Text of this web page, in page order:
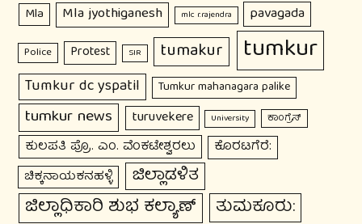
Mla Mla jyothiganesh mlc r.rajendra pavagada
Police Protest SIR tumakur tumkur
Tumkur dc yspatil Tumkur mahanagara palike
tumkur news turuvekere University ಕಾಂಗ್ರೆಸ್
ಕುಲಪತಿ ಪ್ರೊ. ಎಂ. ವೆಂಕಟೇಶ್ವರಲು ಕೊರಟಗೆರೆ:
ಚಿಕ್ಕನಾಯಕನಹಳ್ಳಿ ಜಿಲ್ಲಾಡಳಿತ
ಜಿಲ್ಲಾಧಿಕಾರಿ ಶುಭ ಕಲ್ಯಾಣ್ ತುಮಕೂರು: